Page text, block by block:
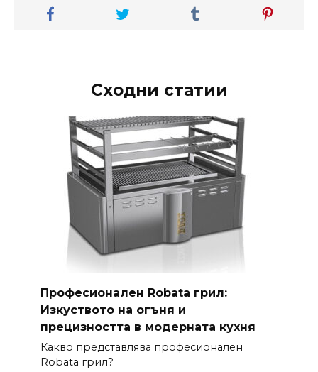
Сходни статии
Професионален Robata грил:
Изкуството на огъня и
прецизността в модерната кухня
Какво представлява професионален
Robata грил?